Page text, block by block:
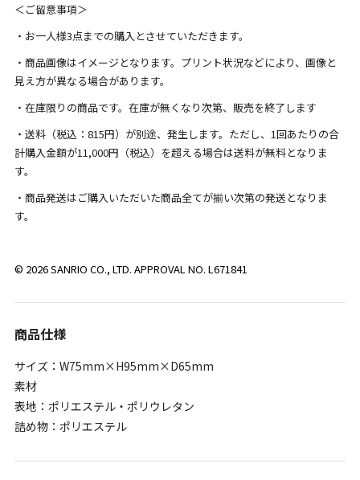
＜ご留意事項＞
・お一人様3点までの購入とさせていただきます。
・商品画像はイメージとなります。プリント状況などにより、画像と
見え方が異なる場合があります。
・在庫限りの商品です。在庫が無くなり次第、販売を終了します
・送料（税込：815円）が別途、発生します。ただし、1回あたりの合
計購入金額が11,000円（税込）を超える場合は送料が無料となりま
す。
・商品発送はご購入いただいた商品全てが揃い次第の発送となりま
す。
© 2026 SANRIO CO., LTD. APPROVAL NO. L671841
商品仕様
サイズ：W75mm×H95mm×D65mm
素材
表地：ポリエステル・ポリウレタン
詰め物：ポリエステル